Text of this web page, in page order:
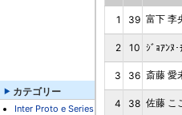
カテゴリー
Inter Proto e Series
1 39 富下 李
2 10 ｼﾞｮｱﾝﾇ･
3 36 斎藤 愛
4 38 佐藤 こ